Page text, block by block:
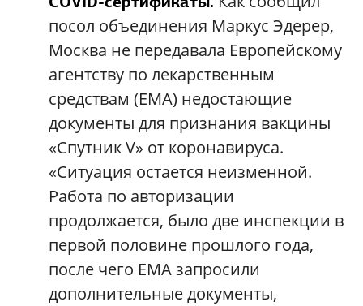
посол объединения Маркус Эдерер,
Москва не передавала Европейскому
агентству по лекарственным
средствам (EMA) недостающие
документы для признания вакцины
«Спутник V» от коронавируса.
«Ситуация остается неизменной.
Работа по авторизации
продолжается, было две инспекции в
первой половине прошлого года,
после чего EMA запросили
дополнительные документы,